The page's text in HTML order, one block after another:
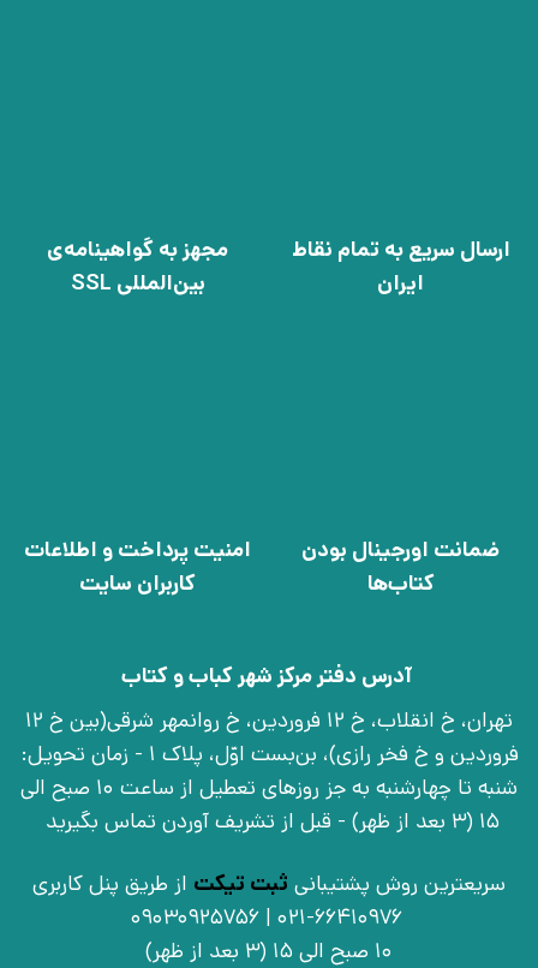
ارسال سریع به تمام نقاط
ایران
مجهز به گواهینامه‌ی
بین‌المللی SSL
ضمانت اورجینال بودن
کتاب‌ها
امنیت پرداخت و اطلاعات
کاربران سایت
آدرس دفتر مرکز شهر کباب و کتاب
تهران، خ انقلاب، خ 12 فروردین، خ روانمهر شرقی(بین خ 12
فروردین و خ فخر رازی)، بن‌بست اوّل، پلاک 1 - زمان تحویل:
شنبه تا چهارشنبه به جز روزهای تعطیل از ساعت 10 صبح الی
15 (3 بعد از ظهر) - قبل از تشریف آوردن تماس بگیرید
سریعترین روش پشتیبانی ثبت تیکت از طریق پنل کاربری
021-66410976 | 09030925756
10 صبح الی 15 (3 بعد از ظهر)